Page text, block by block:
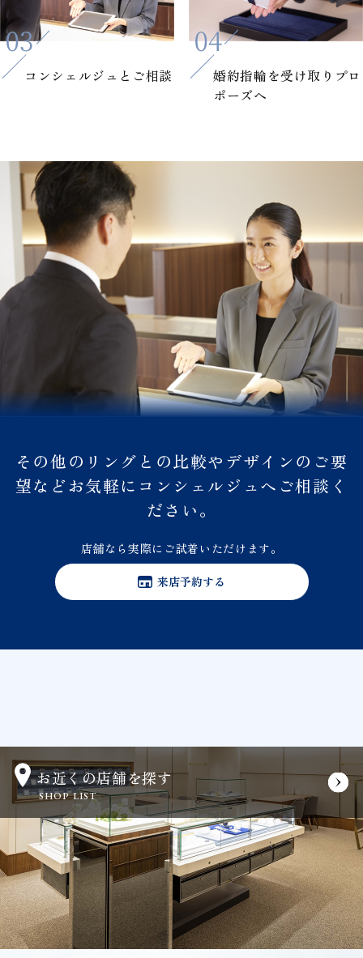
コンシェルジュと ご相談 婚約指輪を受け取りプロ
ポーズへ
その他のリングとの比較やデザインのご要
望などお気軽にコンシェルジュへご相談く
ださい。
店舗なら実際にご試着いただけます。
来店予約する
お近くの店舗を探す
SHOP LIST